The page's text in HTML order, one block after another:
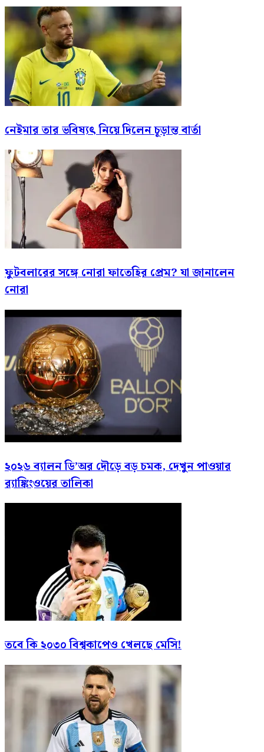
নেইমার তার ভবিষ্যৎ নিয়ে দিলেন চূড়ান্ত বার্তা
ফুটবলারের সঙ্গে নোরা ফাতেহির প্রেম? যা জানালেন
নোরা
২০২৬ ব্যালন ডি’অর দৌড়ে বড় চমক, দেখুন পাওয়ার
র‍্যাঙ্কিংওয়ের তালিকা
তবে কি ২০৩০ বিশ্বকাপেও খেলছে মেসি!